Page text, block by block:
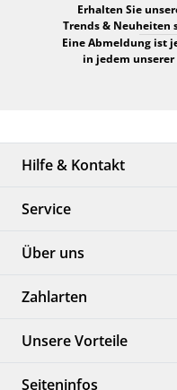
Erhalten Sie
Trends & Neuheiten
Eine Abmeldung ist
in jedem
Hilfe & Kontakt
Service
Über uns
Zahlarten
Unsere Vorteile
Seiteninfos